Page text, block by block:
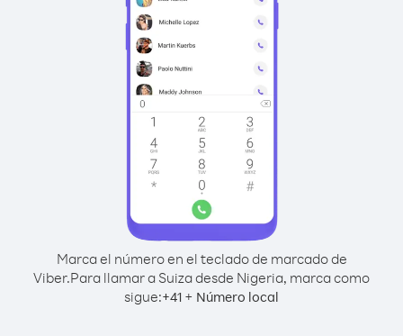
Marca el número en el teclado de marcado de
Viber.Para llamar a Suiza desde Nigeria, marca como
sigue:+41 + Número local